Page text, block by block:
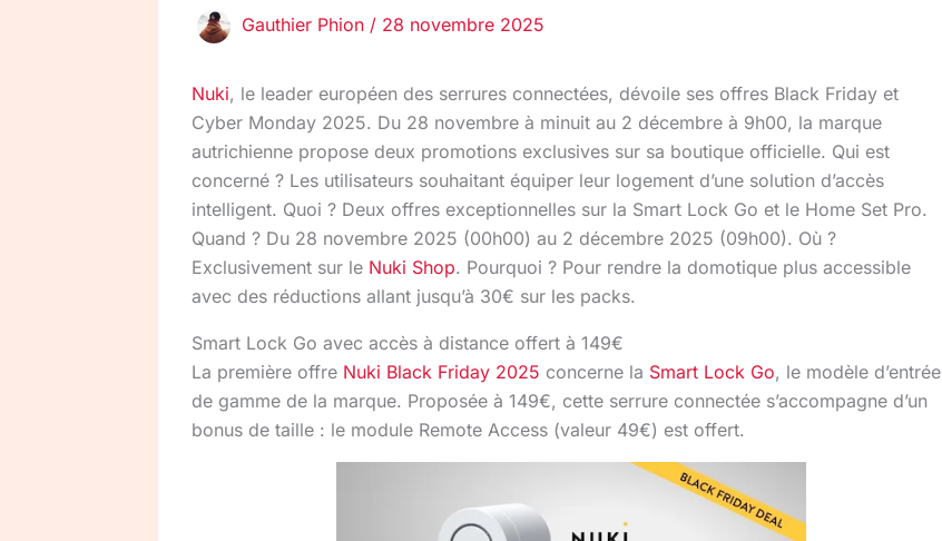
Gauthier Phion / 28 novembre 2025
Nuki, le leader européen des serrures connectées, dévoile ses offres Black Friday et
Cyber Monday 2025. Du 28 novembre à minuit au 2 décembre à 9h00, la marque
autrichienne propose deux promotions exclusives sur sa boutique officielle. Qui est
concerné ? Les utilisateurs souhaitant équiper leur logement d’une solution d’accès
intelligent. Quoi ? Deux offres exceptionnelles sur la Smart Lock Go et le Home Set Pro.
Quand ? Du 28 novembre 2025 (00h00) au 2 décembre 2025 (09h00). Où ?
Exclusivement sur le Nuki Shop. Pourquoi ? Pour rendre la domotique plus accessible
avec des réductions allant jusqu’à 30€ sur les packs.
Smart Lock Go avec accès à distance offert à 149€
La première offre Nuki Black Friday 2025 concerne la Smart Lock Go, le modèle d’entrée
de gamme de la marque. Proposée à 149€, cette serrure connectée s’accompagne d’un
bonus de taille : le module Remote Access (valeur 49€) est offert.